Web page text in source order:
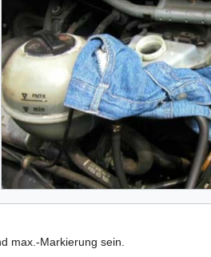
max.-Markierung sein.